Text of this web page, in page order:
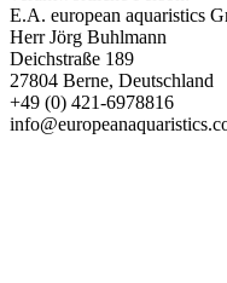
E.A. european aquaristics
Herr Jörg Buhlmann
Deichstraße 189
27804 Berne,
+49 (0) 421-6978816